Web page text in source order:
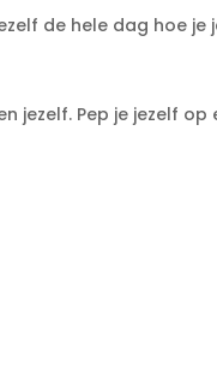
de hele dag hoe
jezelf. Pep je jezelf